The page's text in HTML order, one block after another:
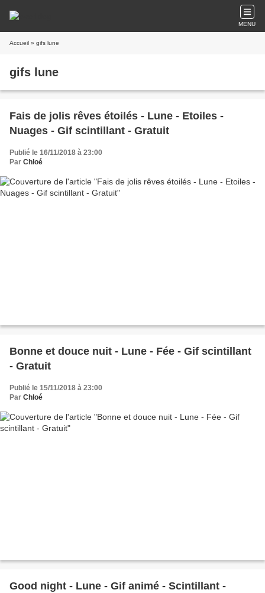
MENU
Accueil » gifs lune
gifs lune
Fais de jolis rêves étoilés - Lune - Etoiles -
Nuages - Gif scintillant - Gratuit
Publié le 16/11/2018 à 23:00
Par Chloé
Bonne et douce nuit - Lune - Fée - Gif scintillant
- Gratuit
Publié le 15/11/2018 à 23:00
Par Chloé
Good night - Lune - Gif animé - Scintillant -